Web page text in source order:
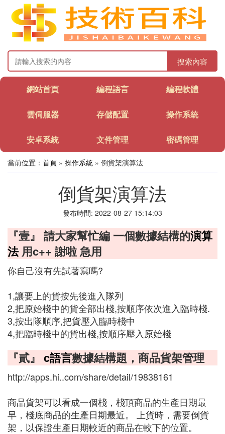
搜索內容
網站首頁 編程語言 編程軟體
雲伺服器 存儲配置 操作系統
安卓系統 文件管理 密碼管理
當前位置： 首頁 » 操作系統 » 倒貨架演算法
倒貨架演算法
發布時間: 2022-08-27 15:14:03
『壹』 請大家幫忙編 一個數據結構的演算
法用c++ 謝啦 急用
你自己沒有先試著寫嗎?
1,讓要上的貨按先後進入隊列
2,把原始棧中的貨全部出棧,按順序依次進入臨時棧.
3,按出隊順序,把貨壓入臨時棧中
4,把臨時棧中的貨出棧,按順序壓入原始棧
『貳』 c語言數據結構題，商品貨架管理
http://apps.hi..com/share/detail/19838161
商品貨架可以看成一個棧，棧頂商品的生產日期最
早，棧底商品的生產日期最近。 上貨時，需要倒貨
架，以保證生產日期較近的商品在較下的位置。